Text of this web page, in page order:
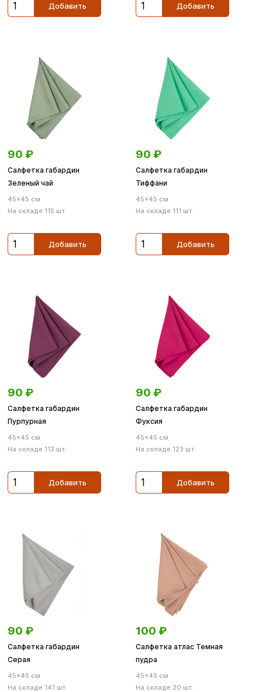
Добавить Добавить
90 ₽
Салфетка габардин
Зеленый чай
45×45 см
На складе 115 шт.
Добавить
90 ₽
Салфетка габардин
Тиффани
45×45 см
На складе 111 шт.
Добавить
90 ₽
Салфетка габардин
Пурпурная
45×45 см
На складе 113 шт.
Добавить
90 ₽
Салфетка габардин
Фуксия
45×45 см
На складе 123 шт.
Добавить
90 ₽
Салфетка габардин
Серая
45×45 см
На складе 141 шт.
100 ₽
Салфетка атлас Темная
пудра
45×45 см
На складе 20 шт.